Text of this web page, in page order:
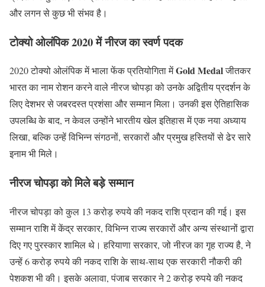
और लगन से कुछ भी संभव है।
टोक्यो ओलंपिक 2020 में नीरज का स्वर्ण पदक
2020 टोक्यो ओलंपिक में भाला फेंक प्रतियोगिता मेंGold Medalजीतकर
भारत का नाम रोशन करने वाले नीरज चोपड़ा को उनके अद्वितीय प्रदर्शन के
लिए देशभर से जबरदस्त प्रशंसा और सम्मान मिला। उनकी इस ऐतिहासिक
उपलब्धि के बाद, न केवल उन्होंने भारतीय खेल इतिहास में एक नया अध्याय
लिखा, बल्कि उन्हें विभिन्न संगठनों, सरकारों और प्रमुख हस्तियों से ढेर सारे
इनाम भी मिले।
नीरज चोपड़ा को मिले बड़े सम्मान
नीरज चोपड़ा को कुल 13 करोड़ रुपये की नकद राशि प्रदान की गई। इस
सम्मान राशि में केंद्र सरकार, विभिन्न राज्य सरकारों और अन्य संस्थानों द्वारा
दिए गए पुरस्कार शामिल थे। हरियाणा सरकार, जो नीरज का गृह राज्य है, ने
उन्हें 6 करोड़ रुपये की नकद राशि के साथ-साथ एक सरकारी नौकरी की
पेशकश भी की। इसके अलावा, पंजाब सरकार ने 2 करोड़ रुपये की नकद